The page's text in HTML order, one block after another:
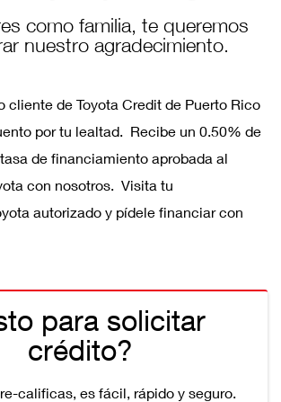
como familia, te queremos
nuestro agradecimiento.
cliente de Toyota Credit de Puerto Rico
por tu lealtad. Recibe un 0.50% de
de financiamiento aprobada al
con nosotros. Visita tu
autorizado y pídele financiar con
para solicitar
crédito?
calificas, es fácil, rápido y seguro.